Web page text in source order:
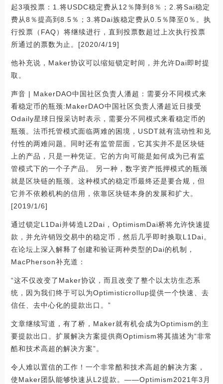
起3项投票：1.将USDC稳定费从12％降到8％；2.将Sai稳定
费从8％提高到8.5％；3.将Dai族稳定费从0.5％降至0％。执
行投票（FAQ）将继续进行，直到投票数超过上次执行投票
所通过的票数为止。[2020/4/19]
他补充说，Maker协议可以缩短锁定时间，并允许Dai即时提
取。
声音 | MakerDAO中国社区负责人潘超：需要分不同模式来
看稳定币的瓶颈:MakerDAO中国社区负责人潘超近日接受
Odaily星球日报采访时表示，需要分不同模式来看稳定币的
瓶颈。法币托管模式面临两难的困境，USDT就有流动性和兑
付性的两难问题。同时还有监管层面，它其实并不是区块链
上的产品，只是一种凭证。它的方向可能是如何成为已有监
管模式下的一个子产品。 另一种，数字资产抵押模式的瓶颈
就是区块链的瓶颈。这种模式的稳定币最终还是要合规，但
它并不依赖机构的信用，依靠区块链本身的发展和扩大。
[2019/1/6]
通过锁定L1Dai并铸造L2Dai，OptimismDai桥将允许快速提
款，并允许销毁交易中的稳定币，然后几乎即时换取L1Dai。
在论坛上深入解释了创建和验证两种类型的Dai的机制，
MacPherson补充道：
“这不仅改变了Maker协议，而且改变了整个以太坊生态系
统，因为我们终于可以为Optimisticrollup提供一个快速、去
信任、去中心化的提款出口。”
文章继续写道，有了桥，Maker就有机会成为Optimism的主
要提款出口。扩展解决方案提供商Optimism将其描述为“非常
酷和技术高超的解决方案”。
令人难以置信的工作！一个非常酷和技术高超的解决方案，
使Maker团队能够快速从L2提款。——Optimism2021年3月